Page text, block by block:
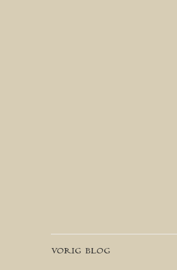
Bericht
VORIG BLOG